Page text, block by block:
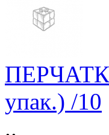
упак.) /10
..